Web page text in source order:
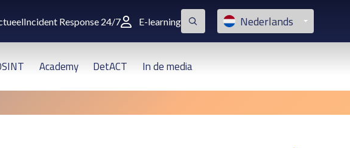
Incident Response 24/7 E-learning Nederlands
Academy DetACT In de media